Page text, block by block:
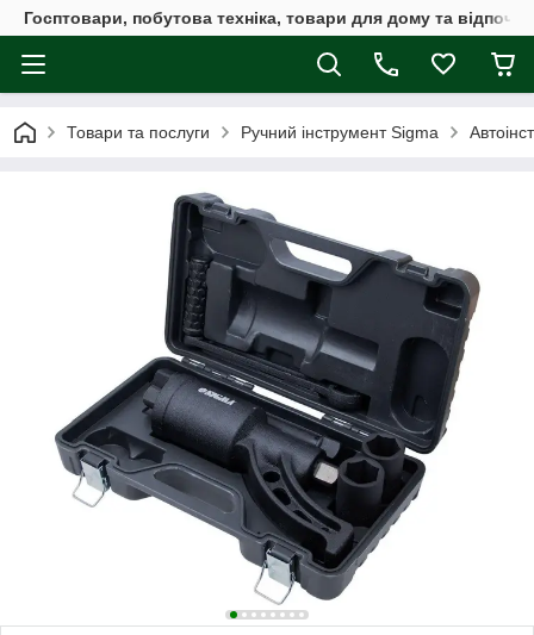
Госптовари, побутова техніка, товари для дому та
Товари та послуги Ручний інструмент Sigma